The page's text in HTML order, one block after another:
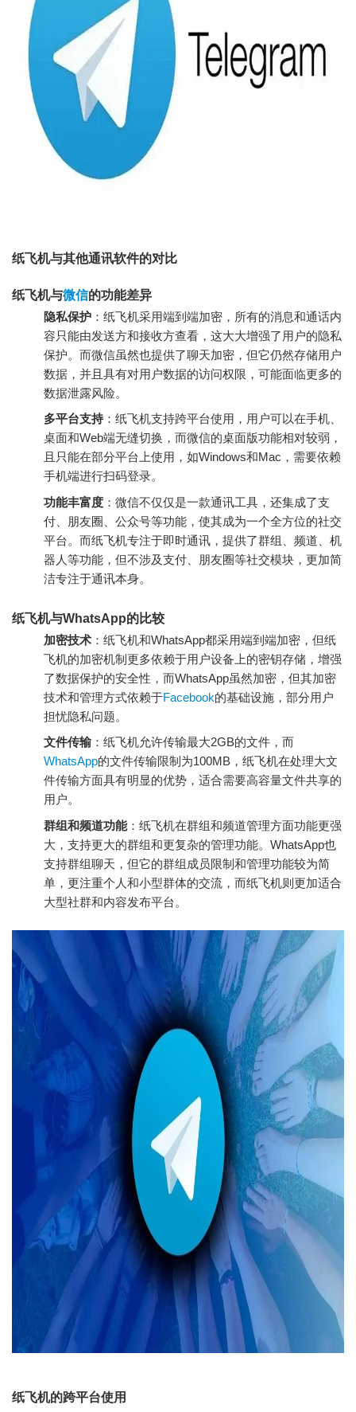
纸飞机与其他通讯软件的对比
纸飞机与微信的功能差异
隐私保护 ：纸飞机采用端到端加密，所有的消息和通话内
容只能由发送方和接收方查看，这大大增强了用户的隐私
保护。而微信虽然也提供了聊天加密，但它仍然存储用户
数据，并且具有对用户数据的访问权限，可能面临更多的
数据泄露风险。
多平台支持：纸飞机支持跨平台使用，用户可以在手机、
桌面和Web端无缝切换，而微信的桌面版功能相对较弱，
且只能在部分平台上使用，如Windows和Mac，需要依赖
手机端进行扫码登录。
功能丰富度 ：微信不仅仅是一款通讯工具，还集成了支
付、朋友圈、公众号等功能，使其成为一个全方位的社交
平台。而纸飞机专注于即时通讯，提供了群组、频道、机
器人等功能，但不涉及支付、朋友圈等社交模块，更加简
洁专注于通讯本身。
纸飞机与WhatsApp的比较
加密技术 ：纸飞机和WhatsApp都采用端到端加密，但纸
飞机的加密机制更多依赖于用户设备上的密钥存储，增强
了数据保护的安全性，而WhatsApp虽然加密，但其加密
技术和管理方式依赖于Facebook的基础设施，部分用户
担忧隐私问题。
文件传输 ：纸飞机允许传输最大2GB的文件，而
WhatsApp的文件传输限制为100MB，纸飞机在处理大文
件传输方面具有明显的优势，适合需要高容量文件共享的
用户。
群组和频道功能：纸飞机在群组和频道管理方面功能更强
大，支持更大的群组和更复杂的管理功能。WhatsApp也
支持群组聊天，但它的群组成员限制和管理功能较为简
单，更注重个人和小型群体的交流，而纸飞机则更加适合
大型社群和内容发布平台。
纸飞机的跨平台使用